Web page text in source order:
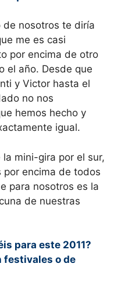
de nosotros te diría
me es casi
por encima de otro
el año. Desde que
y Victor hasta el
no nos
hemos hecho y
igual.
mini-gira por el sur,
por encima de todos
para nosotros es la
de nuestras
para este 2011?
festivales o de